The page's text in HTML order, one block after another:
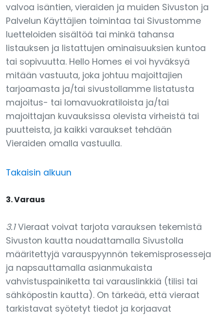
valvoa isäntien, vieraiden ja muiden Sivuston ja
Palvelun Käyttäjien toimintaa tai Sivustomme
luetteloiden sisältöä tai minkä tahansa
listauksen ja listattujen ominaisuuksien kuntoa
tai sopivuutta. Hello Homes ei voi hyväksyä
mitään vastuuta, joka johtuu majoittajien
tarjoamasta ja/tai sivustollamme listatusta
majoitus- tai lomavuokratiloista ja/tai
majoittajan kuvauksissa olevista virheistä tai
puutteista, ja kaikki varaukset tehdään
Vieraiden omalla vastuulla.
Takaisin alkuun
3. Varaus
3.1Vieraat voivat tarjota varauksen tekemistä
Sivuston kautta noudattamalla Sivustolla
määritettyjä varauspyynnön tekemisprosesseja
ja napsauttamalla asianmukaista
vahvistuspainiketta tai varauslinkkiä (tilisi tai
sähköpostin kautta). On tärkeää, että vieraat
tarkistavat syötetyt tiedot ja korjaavat